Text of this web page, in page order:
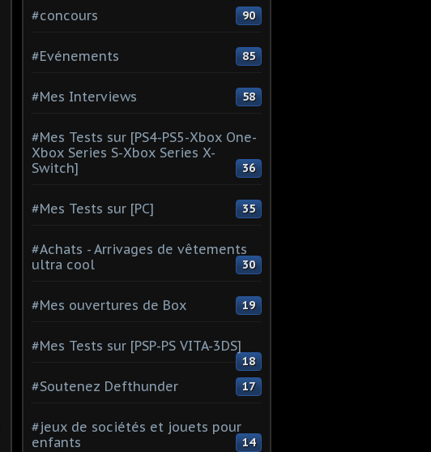
#concours 90
#Evénements 85
#Mes Interviews 58
#Mes Tests sur [PS4-PS5-Xbox One-
Xbox Series S-Xbox Series X-
Switch]
36
#Mes Tests sur [PC] 35
#Achats - Arrivages de vêtements
ultra cool
30
#Mes ouvertures de Box 19
#Mes Tests sur [PSP-PS VITA-3DS]
18
#Soutenez Defthunder 17
#jeux de sociétés et jouets pour
enfants
14